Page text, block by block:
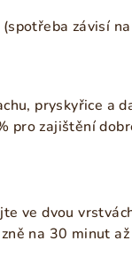
závisí
pryskyřice a
pro zajištění
ve dvou
na 30 minut